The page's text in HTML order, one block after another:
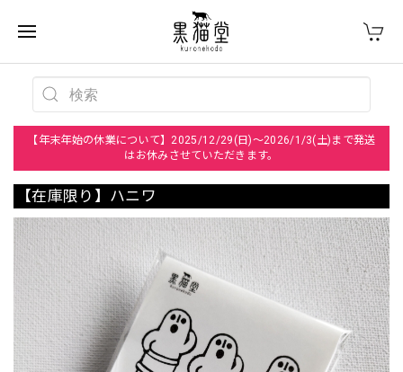
【年末年始の休業について】2025/12/29(日)～2026/1/3(土)まで発送
はお休みさせていただきます。
【在庫限り】ハニワ